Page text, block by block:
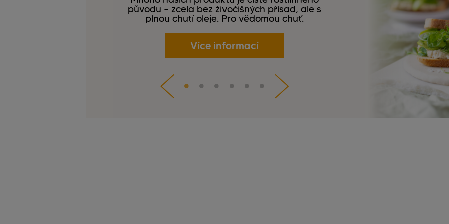
původu – zcela bez živočišných přísad, ale s
plnou chutí oleje. Pro vědomou chuť.
Více informací